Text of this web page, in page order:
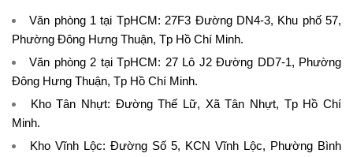
Văn phòng 1 tại TpHCM: 27F3 Đường DN4-3, Khu phố 57,
Phường Đông Hưng Thuận, Tp Hồ Chí Minh.
Văn phòng 2 tại TpHCM: 27 Lô J2 Đường DD7-1, Phường
Đông Hưng Thuận, Tp Hồ Chí Minh.
Kho Tân Nhựt: Đường Thế Lữ, Xã Tân Nhựt, Tp Hồ Chí
Minh.
Kho Vĩnh Lộc: Đường Số 5, KCN Vĩnh Lộc, Phường Bình